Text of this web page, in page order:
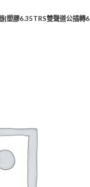
|塑膠6.35TRS雙聲道公插轉